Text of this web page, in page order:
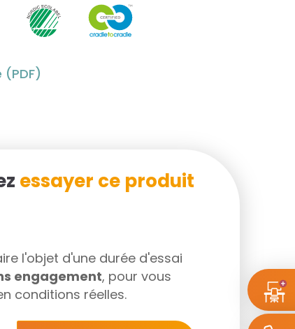
(PDF)
essayer ce produit
l'objet d'une durée d'essai
engagement, pour vous
conditions réelles.